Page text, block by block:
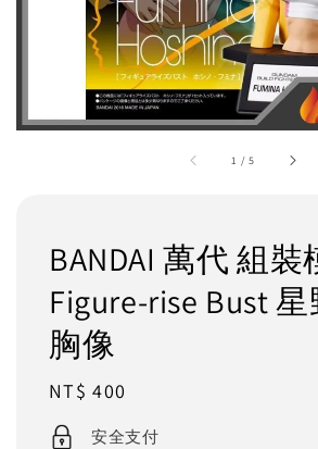
1 /5
BANDAI 萬代 組裝
Figure-rise Bust
胸像
Regular
price
NT$ 400
安全支付